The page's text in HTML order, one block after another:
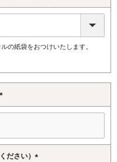
(必
の紙袋をおつけいたします。
(必
ださい）